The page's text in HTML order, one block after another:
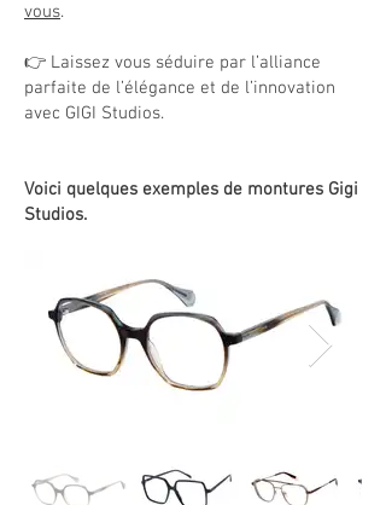
vous.
👉 Laissez vous séduire par l’alliance
parfaite de l’élégance et de l’innovation
avec GIGI Studios.
Voici quelques exemples de montures Gigi
Studios.